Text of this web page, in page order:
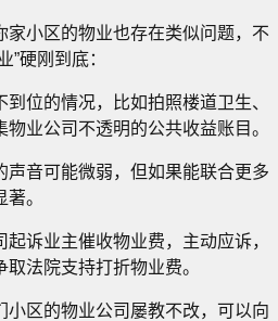
家小区的物业也存在类似问题，不
”硬刚到底：
到位的情况，比如拍照楼道卫生、
业公司不透明的公共收益账目。
声音可能微弱，但如果能联合更多
。
起诉业主催收物业费，主动应诉，
法院支持打折物业费。
小区的物业公司屡教不改，可以向